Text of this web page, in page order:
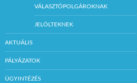
VÁLASZTÓPOLGÁROKNAK
JELÖLTEKNEK
AKTUÁLIS
PÁLYÁZATOK
ÜGYINTÉZÉS